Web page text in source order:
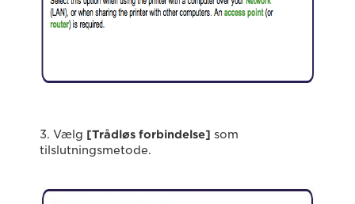
3. Vælg [Trådløs forbindelse] som
tilslutningsmetode.